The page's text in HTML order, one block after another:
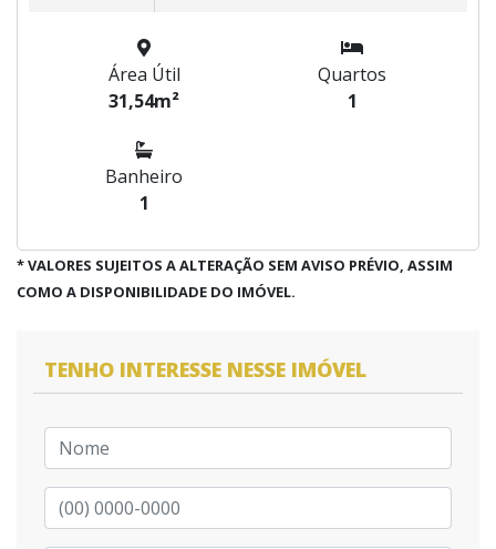
Área Útil
31,54m²
Quartos
1
Banheiro
1
* VALORES SUJEITOS A ALTERAÇÃO SEM AVISO PRÉVIO, ASSIM
COMO A DISPONIBILIDADE DO IMÓVEL.
TENHO INTERESSE NESSE IMÓVEL